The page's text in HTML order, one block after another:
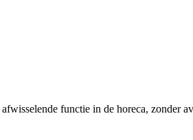
functie in de horeca, zonder